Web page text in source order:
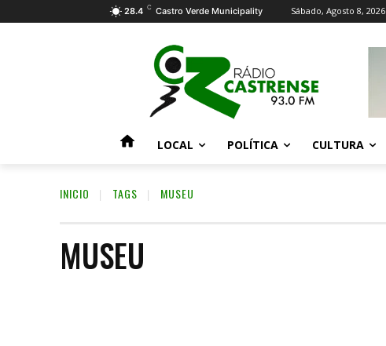
28.4 C Castro Verde Municipality Sábado, Agosto 8, 2026
LOCAL POLÍTICA CULTURA
INICIO TAGS MUSEU
MUSEU